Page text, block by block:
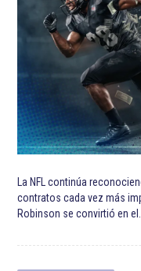
La NFL continúa
contratos cada vez más
Robinson se convirtió en el…